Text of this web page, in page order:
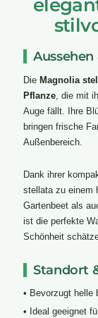
Die Magnolia
Pflanze, die mit
Auge fällt. Ihre
bringen frische
Außenbereich.
Dank ihrer
stellata zu einem
Gartenbeet als
ist die perfekte
Schönheit
Standort
• Bevorzugt helle
• Ideal geeignet